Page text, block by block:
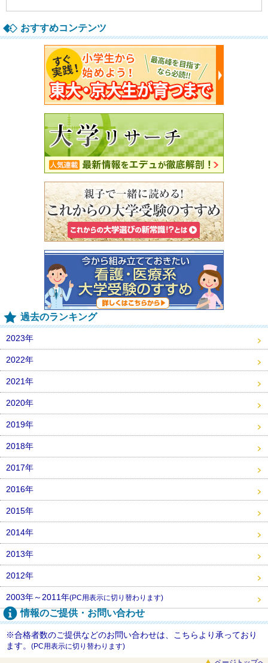
おすすめコンテンツ
過去のランキング
2023年
2022年
2021年
2020年
2019年
2018年
2017年
2016年
2015年
2014年
2013年
2012年
2003年～2011年(PC用表示に切り替わります)
情報のご提供・お問い合わせ
※合格者数のご提供などのお問い合わせは、こちらより承っており
ます。 (PC用表示に切り替わります)